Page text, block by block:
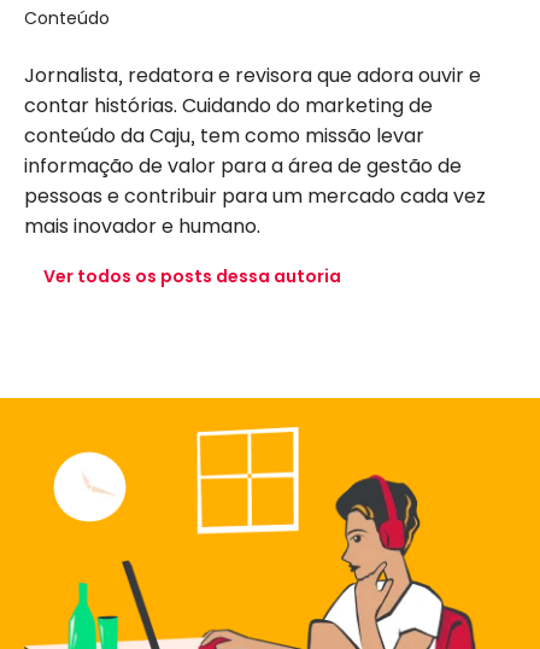
Conteúdo
Jornalista, redatora e revisora que adora ouvir e
contar histórias. Cuidando do marketing de
conteúdo da Caju, tem como missão levar
informação de valor para a área de gestão de
pessoas e contribuir para um mercado cada vez
mais inovador e humano.
Ver todos os posts dessa autoria